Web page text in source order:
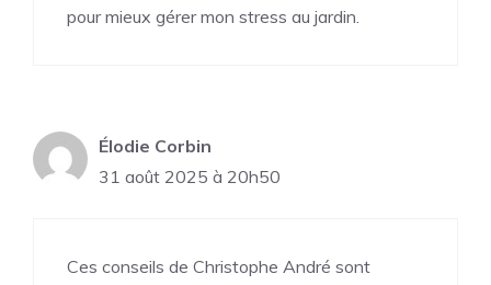
pour mieux gérer mon stress au jardin.
Élodie Corbin
31 août 2025 à 20h50
Ces conseils de Christophe André sont